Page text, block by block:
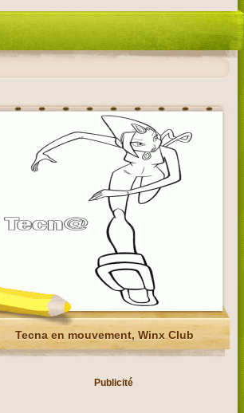
Tecna en mouvement, Winx Club
Publicité